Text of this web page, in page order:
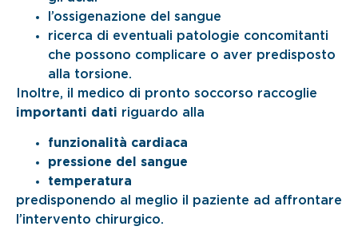
l’ossigenazione del sangue
ricerca di eventuali patologie concomitanti
che possono complicare o aver predisposto
alla torsione.
Inoltre, il medico di pronto soccorso raccoglie
importanti dati riguardo alla
funzionalità cardiaca
pressione del sangue
temperatura
predisponendo al meglio il paziente ad affrontare
l’intervento chirurgico.